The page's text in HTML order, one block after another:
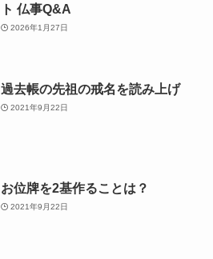
ト 仏事Q&A
2026年1月27日
過去帳の先祖の戒名を読み上げ
2021年9月22日
お位牌を2基作ることは？
2021年9月22日